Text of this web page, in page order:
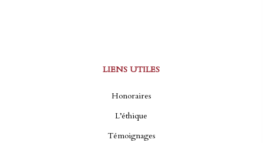
LIENS UTILES
Honoraires
L’éthique
Témoignages